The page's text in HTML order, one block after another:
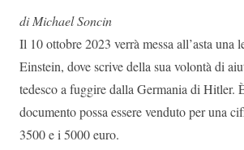
di Michael Soncin
Il 10 ottobre 2023 verrà messa all’asta una
Einstein, dove scrive della sua volontà di
tedesco a fuggire dalla Germania di Hitler.
documento possa essere venduto per una
3500 e i 5000 euro.